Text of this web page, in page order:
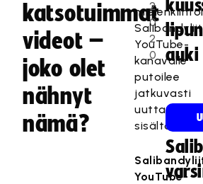
katsotuimmat
videot –
joko olet
nähnyt
nämä?
2
0
2
0
YouTube-
kanavalle
putoilee
jatkuvasti
uutta
sisältöä.
YouTube-
auki